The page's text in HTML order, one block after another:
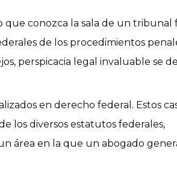
que conozca la sala de un tribunal
de los procedimientos
perspicacia legal invaluable se
en derecho federal. Estos
los diversos estatutos federales,
área en la que un abogado